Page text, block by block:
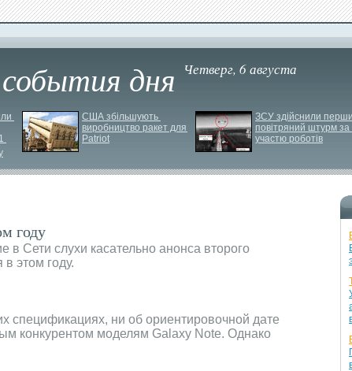
дня Четверг, 6 августа
1
США збільшують
виробництво ракет для
Patriot
ЗСУ здійснили
повітряний штурм за
участю роботів
году
Сети слухи касательно анонса второго
этом году.
спецификациях, ни об ориентировочной дате
конкурентом моделям Galaxy Note. Однако